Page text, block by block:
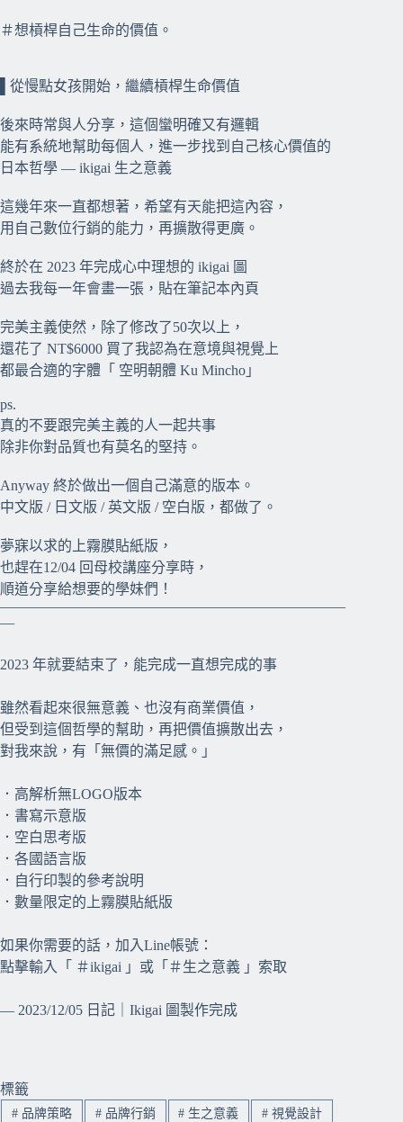
＃想槓桿自己生命的價值。
▌從慢點女孩開始，繼續槓桿生命價值
後來時常與人分享，這個蠻明確又有邏輯
能有系統地幫助每個人，進一步找到自己核心價值的
日本哲學 — ikigai 生之意義
這幾年來一直都想著，希望有天能把這內容，
用自己數位行銷的能力，再擴散得更廣。
終於在 2023 年完成心中理想的 ikigai 圖
過去我每一年會畫一張，貼在筆記本內頁
完美主義使然，除了修改了50次以上，
還花了 NT$6000 買了我認為在意境與視覺上
都最合適的字體「 空明朝體 Ku Mincho」
ps.
真的不要跟完美主義的人一起共事
除非你對品質也有莫名的堅持。
Anyway 終於做出一個自己滿意的版本。
中文版 / 日文版 / 英文版 / 空白版，都做了。
夢寐以求的上霧膜貼紙版，
也趕在12/04 回母校講座分享時，
順道分享給想要的學妹們！
————————————————————————
—
2023 年就要結束了，能完成一直想完成的事
雖然看起來很無意義、也沒有商業價值，
但受到這個哲學的幫助，再把價值擴散出去，
對我來說，有「無價的滿足感。」
．高解析無LOGO版本
．書寫示意版
．空白思考版
．各國語言版
．自行印製的參考說明
．數量限定的上霧膜貼紙版
如果你需要的話，加入Line帳號：
點擊輸入「 ＃ikigai 」或「＃生之意義 」索取
— 2023/12/05 日記｜Ikigai 圖製作完成
標籤
#品牌策略 #品牌行銷 # 生之意義 # 視覺設計